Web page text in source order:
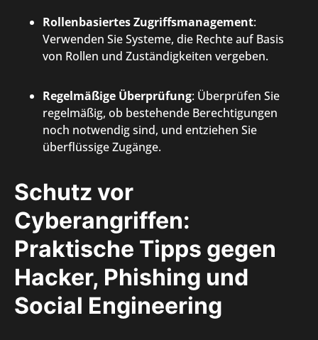
Rollenbasiertes Zugriffsmanagement:
Verwenden Sie Systeme, die Rechte auf Basis
von Rollen und Zuständigkeiten vergeben.
Regelmäßige Überprüfung: Überprüfen Sie
regelmäßig, ob bestehende Berechtigungen
noch notwendig sind, und entziehen Sie
überflüssige Zugänge.
Schutz vor
Cyberangriffen:
Praktische Tipps gegen
Hacker, Phishing und
Social Engineering